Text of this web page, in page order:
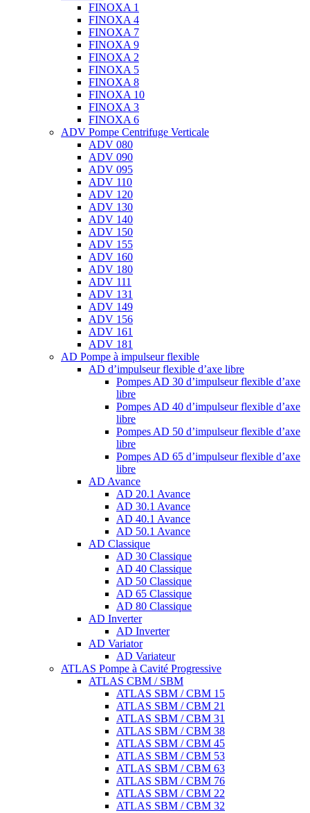
FINOXA 1
FINOXA 4
FINOXA 7
FINOXA 9
FINOXA 2
FINOXA 5
FINOXA 8
FINOXA 10
FINOXA 3
FINOXA 6
ADV Pompe Centrifuge Verticale
ADV 080
ADV 090
ADV 095
ADV 110
ADV 120
ADV 130
ADV 140
ADV 150
ADV 155
ADV 160
ADV 180
ADV 111
ADV 131
ADV 149
ADV 156
ADV 161
ADV 181
AD Pompe à impulseur flexible
AD d’impulseur flexible d’axe libre
Pompes AD 30 d’impulseur flexible d’axe
libre
Pompes AD 40 d’impulseur flexible d’axe
libre
Pompes AD 50 d’impulseur flexible d’axe
libre
Pompes AD 65 d’impulseur flexible d’axe
libre
AD Avance
AD 20.1 Avance
AD 30.1 Avance
AD 40.1 Avance
AD 50.1 Avance
AD Classique
AD 30 Classique
AD 40 Classique
AD 50 Classique
AD 65 Classique
AD 80 Classique
AD Inverter
AD Inverter
AD Variator
AD Variateur
ATLAS Pompe à Cavité Progressive
ATLAS CBM / SBM
ATLAS SBM / CBM 15
ATLAS SBM / CBM 21
ATLAS SBM / CBM 31
ATLAS SBM / CBM 38
ATLAS SBM / CBM 45
ATLAS SBM / CBM 53
ATLAS SBM / CBM 63
ATLAS SBM / CBM 76
ATLAS SBM / CBM 22
ATLAS SBM / CBM 32